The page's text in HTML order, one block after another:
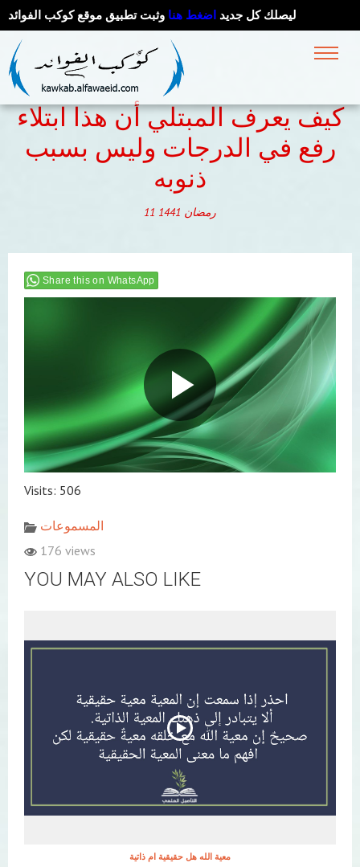
ليصلك كل جديد اضغط هنا وثبت تطبيق موقع كوكب الفوائد
كيف يعرف المبتلي أن هذا ابتلاء
رفع في الدرجات وليس بسبب
ذنوبه
11 رمضان 1441
Share this on WhatsApp
Visits: 506
المسموعات
176 views
YOU MAY ALSO LIKE
معية الله هل حقيقية ام ذاتية